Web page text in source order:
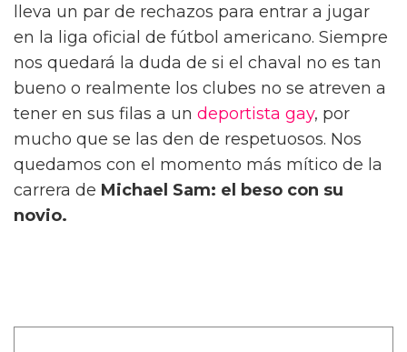
lleva un par de rechazos para entrar a jugar
en la liga oficial de fútbol americano. Siempre
nos quedará la duda de si el chaval no es tan
bueno o realmente los clubes no se atreven a
tener en sus filas a un deportista gay, por
mucho que se las den de respetuosos. Nos
quedamos con el momento más mítico de la
carrera de Michael Sam: el beso con su
novio.